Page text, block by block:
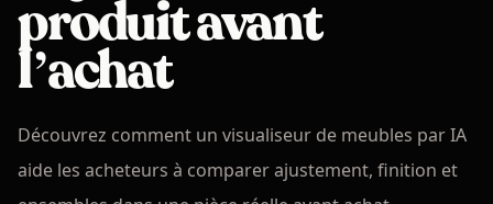
produit avant
l’achat
Découvrez comment un visualiseur de meubles par IA
aide les acheteurs à comparer ajustement, finition et